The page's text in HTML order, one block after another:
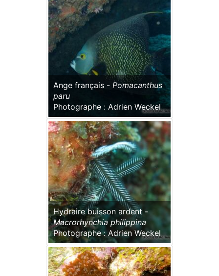
Ange français - Pomacanthus
paru
Photographe : Adrien Weckel
Hydraire buisson ardent -
Macrorhynchia philippina
Photographe : Adrien Weckel